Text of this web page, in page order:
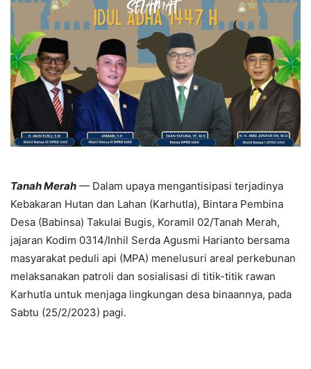
Tanah Merah — Dalam upaya mengantisipasi terjadinya
Kebakaran Hutan dan Lahan (Karhutla), Bintara Pembina
Desa (Babinsa) Takulai Bugis, Koramil 02/Tanah Merah,
jajaran Kodim 0314/Inhil Serda Agusmi Harianto bersama
masyarakat peduli api (MPA) menelusuri areal perkebunan
melaksanakan patroli dan sosialisasi di titik-titik rawan
Karhutla untuk menjaga lingkungan desa binaannya, pada
Sabtu (25/2/2023) pagi.